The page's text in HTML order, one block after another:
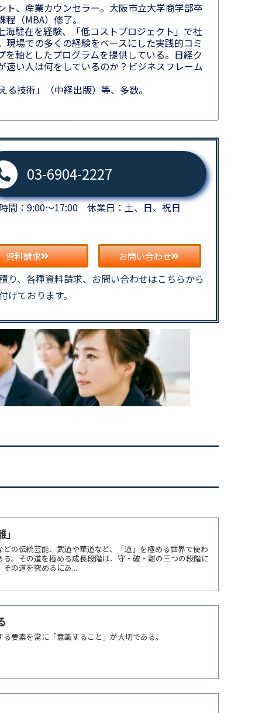
ト、産業カウンセラー。大阪市立大学商学部卒
（MBA）修了。
駐在を経験、「低コストプロジェクト」で社
場での多くの経験をベースにした実践的コミ
軸としたプログラムを提供している。日経ク
速い人は何をしているのか？ビジネスフレーム
る技術」（中経出版）等、多数。
03-6904-2227
間：9:00～17:00 休業日：土、日、祝日
資料請求 お問い合わせ
り、各種資料請求、お問い合わせはこちらから
けております。
どの伝統芸能、武道や華道など、「道」を極める世界で使わ
。その道を極める成長段階は、守・破・離の三つの段階に
の道を究めるにあ...
要素を常に「意識すること」が大切である。